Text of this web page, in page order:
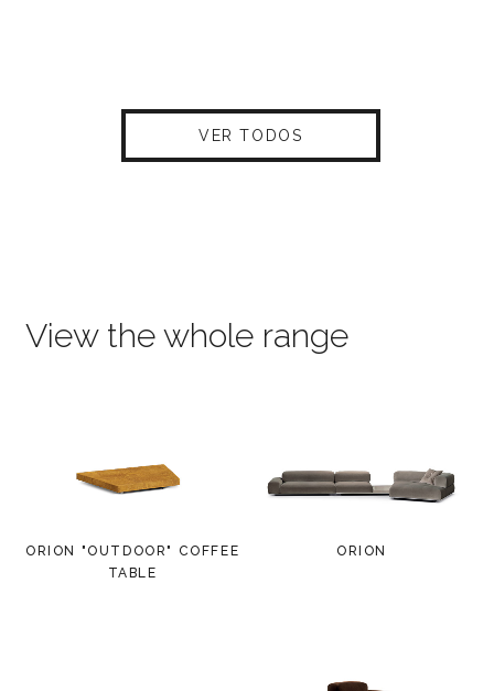
VER TODOS
View the whole range
ORION "OUTDOOR" COFFEE
TABLE
ORION